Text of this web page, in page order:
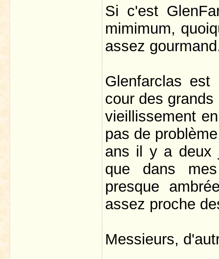
Si c'est
mimimum,
assez
Glenfarclas
cour des
vieillissement
pas de
ans il y a deux
que dans
presque
assez proche
Messieurs,